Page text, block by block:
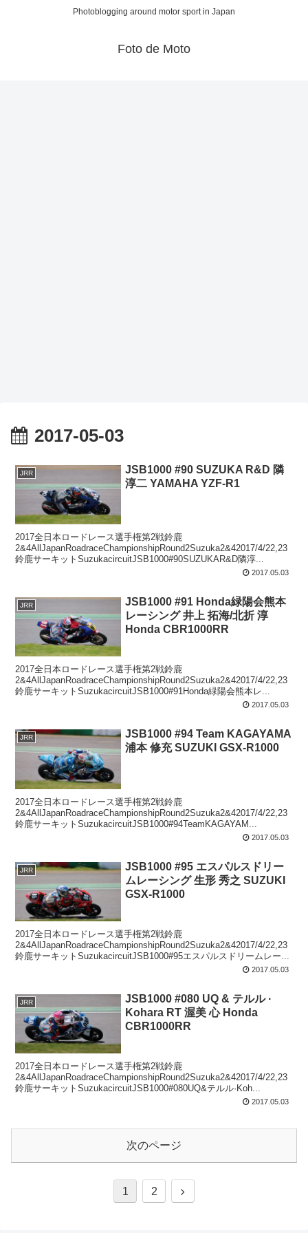
Photoblogging around motor sport in Japan
Foto de Moto
2017-05-03
JRR
JSB1000 #90 SUZUKA R&D 隣
淳二 YAMAHA YZF-R1
2017全日本ロードレース選手権第2戦鈴鹿
2&4AllJapanRoadraceChampionshipRound2Suzuka2&42017/4/22,23
鈴鹿サーキットSuzukacircuitJSB1000#90SUZUKAR&D隣淳...
2017.05.03
JRR
JSB1000 #91 Honda緑陽会熊本
レーシング 井上 拓海/北折 淳
Honda CBR1000RR
2017全日本ロードレース選手権第2戦鈴鹿
2&4AllJapanRoadraceChampionshipRound2Suzuka2&42017/4/22,23
鈴鹿サーキットSuzukacircuitJSB1000#91Honda緑陽会熊本レ...
2017.05.03
JRR
JSB1000 #94 Team KAGAYAMA
浦本 修充 SUZUKI GSX-R1000
2017全日本ロードレース選手権第2戦鈴鹿
2&4AllJapanRoadraceChampionshipRound2Suzuka2&42017/4/22,23
鈴鹿サーキットSuzukacircuitJSB1000#94TeamKAGAYAM...
2017.05.03
JRR
JSB1000 #95 エスパルスドリー
ムレーシング 生形 秀之 SUZUKI
GSX-R1000
2017全日本ロードレース選手権第2戦鈴鹿
2&4AllJapanRoadraceChampionshipRound2Suzuka2&42017/4/22,23
鈴鹿サーキットSuzukacircuitJSB1000#95エスパルスドリームレー...
2017.05.03
JRR
JSB1000 #080 UQ & テルル ·
Kohara RT 渥美 心 Honda
CBR1000RR
2017全日本ロードレース選手権第2戦鈴鹿
2&4AllJapanRoadraceChampionshipRound2Suzuka2&42017/4/22,23
鈴鹿サーキットSuzukacircuitJSB1000#080UQ&テルル·Koh...
2017.05.03
次のページ
1 2
次